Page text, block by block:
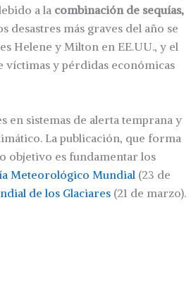
a la combinación de sequías,
desastres más graves del año se
Helene y Milton en EE.UU., y el
víctimas y pérdidas económicas
en sistemas de alerta temprana y
La publicación, que forma
objetivo es fundamentar los
Meteorológico Mundial (23 de
de los Glaciares (21 de marzo).